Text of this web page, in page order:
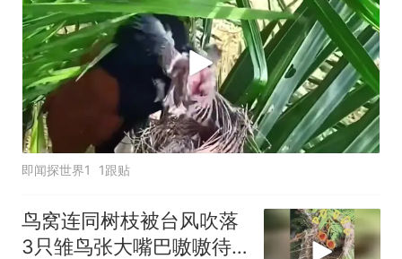
即闻探世界1 1跟贴
鸟窝连同树枝被台风吹落
3只雏鸟张大嘴巴嗷嗷待